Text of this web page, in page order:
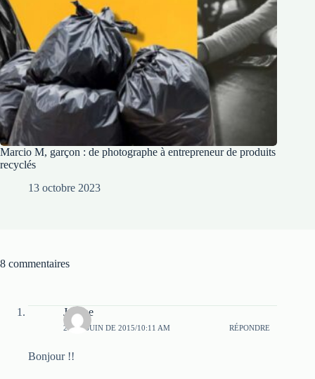
Marcio M, garçon : de photographe à entrepreneur de produits
recyclés
13 octobre 2023
8 commentaires
Jeanne
23 DE JUIN DE 2015/10:11 AM RÉPONDRE
Bonjour !!